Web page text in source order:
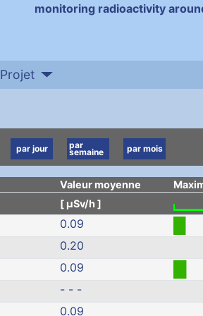
monitoring radioactivity
Projet
par jour par
semaine par mois
Valeur moyenne
[ µSv/h ]
0.09
0.20
0.09
- - -
0.09